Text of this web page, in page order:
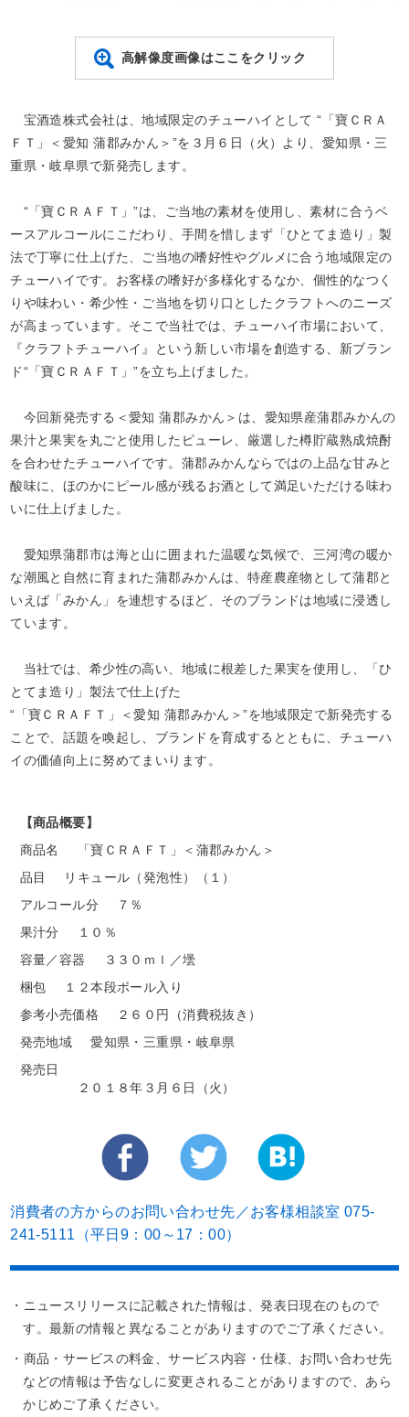
高解像度画像はここをクリック
宝酒造株式会社は、地域限定のチューハイとして “「寶ＣＲＡ
ＦＴ」＜愛知 蒲郡みかん＞”を３月６日（火）より、愛知県・三
重県・岐阜県で新発売します。
“「寶ＣＲＡＦＴ」”は、ご当地の素材を使用し、素材に合うベ
ースアルコールにこだわり、手間を惜しまず「ひとてま造り」製
法で丁寧に仕上げた、ご当地の嗜好性やグルメに合う地域限定の
チューハイです。お客様の嗜好が多様化するなか、個性的なつく
りや味わい・希少性・ご当地を切り口としたクラフトへのニーズ
が高まっています。そこで当社では、チューハイ市場において、
『クラフトチューハイ』という新しい市場を創造する、新ブラン
ド“「寶ＣＲＡＦＴ」”を立ち上げました。
今回新発売する＜愛知 蒲郡みかん＞は、愛知県産蒲郡みかんの
果汁と果実を丸ごと使用したピューレ、厳選した樽貯蔵熟成焼酎
を合わせたチューハイです。蒲郡みかんならではの上品な甘みと
酸味に、ほのかにピール感が残るお酒として満足いただける味わ
いに仕上げました。
愛知県蒲郡市は海と山に囲まれた温暖な気候で、三河湾の暖か
な潮風と自然に育まれた蒲郡みかんは、特産農産物として蒲郡と
いえば「みかん」を連想するほど、そのブランドは地域に浸透し
ています。
当社では、希少性の高い、地域に根差した果実を使用し、「ひ
とてま造り」製法で仕上げた
“「寶ＣＲＡＦＴ」＜愛知 蒲郡みかん＞”を地域限定で新発売する
ことで、話題を喚起し、ブランドを育成するとともに、チューハ
イの価値向上に努めてまいります。
【商品概要】
商品名
「寶ＣＲＡＦＴ」＜蒲郡みかん＞
品目
リキュール（発泡性）（１）
アルコール分
７％
果汁分
１０％
容量／容器
３３０ｍｌ／壜
梱包
１２本段ボール入り
参考小売価格
２６０円（消費税抜き）
発売地域
愛知県・三重県・岐阜県
発売日
２０１８年３月６日（火）
消費者の方からのお問い合わせ先／お客様相談室 075-
241-5111（平日9：00～17：00）
・ニュースリリースに記載された情報は、発表日現在のもので
す。最新の情報と異なることがありますのでご了承ください。
・商品・サービスの料金、サービス内容・仕様、お問い合わせ先
などの情報は予告なしに変更されることがありますので、あら
かじめご了承ください。